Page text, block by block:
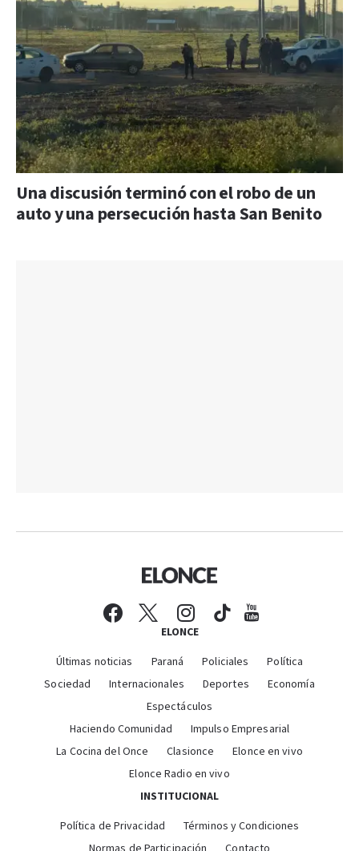
Una discusión terminó con el robo de un
auto y una persecución hasta San Benito
ELONCE
Últimas noticias Paraná Policiales
Política
Sociedad
Internacionales Deportes
Economía
Espectáculos
Haciendo Comunidad
Impulso Empresarial
La Cocina del Once
Clasionce
Elonce en vivo
Elonce Radio en vivo
INSTITUCIONAL
Política de Privacidad
Términos y Condiciones